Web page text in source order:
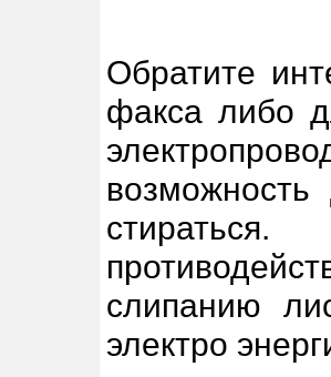
Обратите
факса либо
слипанию
электро